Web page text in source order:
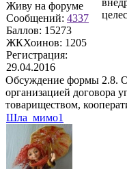
Живу на форуме
Сообщений: 4337
Баллов: 15273
ЖКХоинов: 1205
Регистрация:
29.04.2016
Обсуждение формы 2.8.
организацией договора
товариществом,
Шла_мимо1